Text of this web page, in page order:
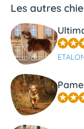
Les autres